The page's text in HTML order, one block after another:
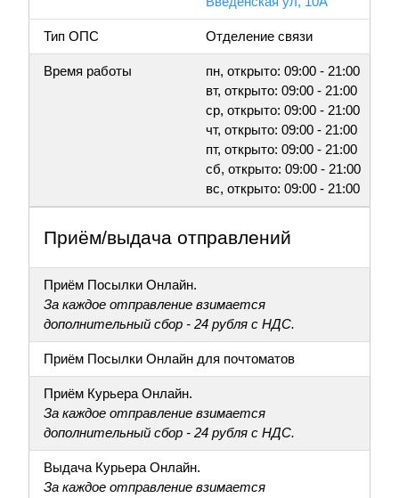
Тип ОПС Отделение связи
Время работы
пн, открыто: 09:00 - 21:00
вт, открыто: 09:00 - 21:00
ср, открыто: 09:00 - 21:00
чт, открыто: 09:00 - 21:00
пт, открыто: 09:00 - 21:00
сб, открыто: 09:00 - 21:00
вс, открыто: 09:00 - 21:00
Приём/выдача отправлений
Приём Посылки Онлайн.
За каждое отправление взимается
дополнительный сбор - 24 рубля с НДС.
Приём Посылки Онлайн для почтоматов
Приём Курьера Онлайн.
За каждое отправление взимается
дополнительный сбор - 24 рубля с НДС.
Выдача Курьера Онлайн.
За каждое отправление взимается